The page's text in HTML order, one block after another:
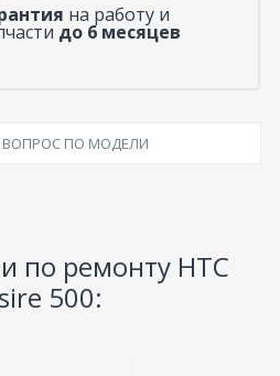
на работу и
до 6 месяцев
ВОПРОС ПО МОДЕЛИ
по ремонту HTC
500: